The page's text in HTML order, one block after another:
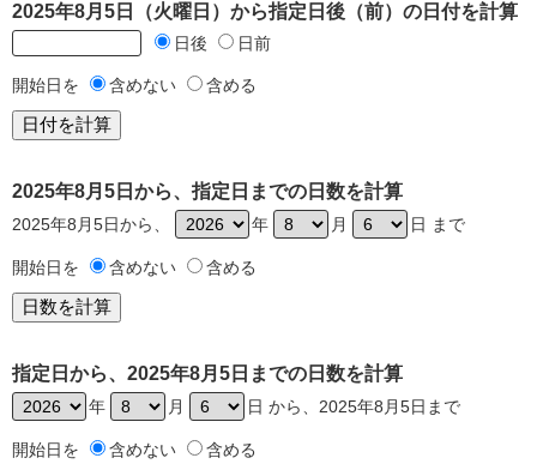
2025年8月5日（火曜日）から指定日後（前）の日付を計算
日後 日前
開始日を 含めない 含める
2025年8月5日から、指定日までの日数を計算
2025年8月5日から、 年 月 日 まで
開始日を 含めない 含める
指定日から、2025年8月5日までの日数を計算
年 月 日 から、2025年8月5日まで
開始日を 含めない 含める